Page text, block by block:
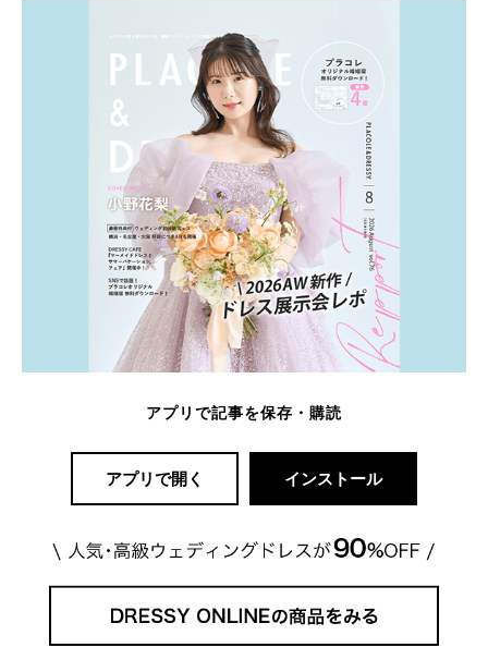
アプリで記事を保存・購読
アプリで開く インストール